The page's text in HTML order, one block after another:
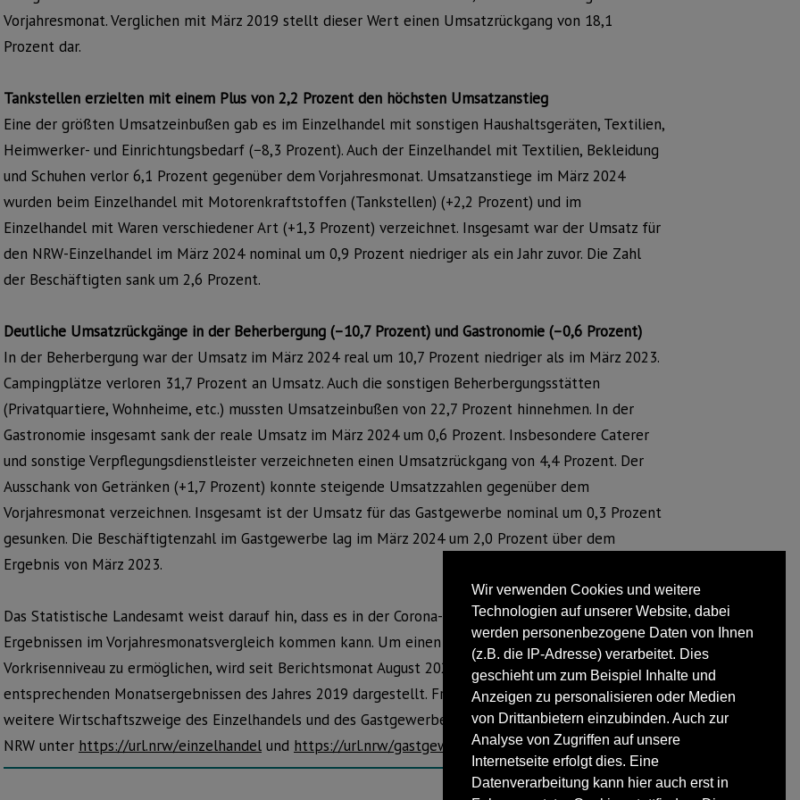
Wir verwenden Cookies und weitere
Technologien auf unserer Website, dabei
werden personenbezogene Daten von Ihnen
(z.B. die IP-Adresse) verarbeitet. Dies
geschieht um zum Beispiel Inhalte und
Anzeigen zu personalisieren oder Medien
von Drittanbietern einzubinden. Auch zur
Analyse von Zugriffen auf unsere
Internetseite erfolgt dies. Eine
Datenverarbeitung kann hier auch erst in
Vorjahresmonat. Verglichen mit März 2019 stellt dieser Wert einen Umsatzrückgang von 18,1
Prozent dar.
Tankstellen erzielten mit einem Plus von 2,2 Prozent den höchsten Umsatzanstieg
Eine der größten Umsatzeinbußen gab es im Einzelhandel mit sonstigen Haushaltsgeräten, Textilien,
Heimwerker- und Einrichtungsbedarf (−8,3 Prozent). Auch der Einzelhandel mit Textilien, Bekleidung
und Schuhen verlor 6,1 Prozent gegenüber dem Vorjahresmonat. Umsatzanstiege im März 2024
wurden beim Einzelhandel mit Motorenkraftstoffen (Tankstellen) (+2,2 Prozent) und im
Einzelhandel mit Waren verschiedener Art (+1,3 Prozent) verzeichnet. Insgesamt war der Umsatz für
den NRW-Einzelhandel im März 2024 nominal um 0,9 Prozent niedriger als ein Jahr zuvor. Die Zahl
der Beschäftigten sank um 2,6 Prozent.
Deutliche Umsatzrückgänge in der Beherbergung (–10,7 Prozent) und Gastronomie (–0,6 Prozent)
In der Beherbergung war der Umsatz im März 2024 real um 10,7 Prozent niedriger als im März 2023.
Campingplätze verloren 31,7 Prozent an Umsatz. Auch die sonstigen Beherbergungsstätten
(Privatquartiere, Wohnheime, etc.) mussten Umsatzeinbußen von 22,7 Prozent hinnehmen. In der
Gastronomie insgesamt sank der reale Umsatz im März 2024 um 0,6 Prozent. Insbesondere Caterer
und sonstige Verpflegungsdienstleister verzeichneten einen Umsatzrückgang von 4,4 Prozent. Der
Ausschank von Getränken (+1,7 Prozent) konnte steigende Umsatzzahlen gegenüber dem
Vorjahresmonat verzeichnen. Insgesamt ist der Umsatz für das Gastgewerbe nominal um 0,3 Prozent
gesunken. Die Beschäftigtenzahl im Gastgewerbe lag im März 2024 um 2,0 Prozent über dem
Ergebnis von März 2023.
Das Statistische Landesamt weist darauf hin, dass es in der Corona-Krise zu sehr unterschiedlichen
Ergebnissen im Vorjahresmonatsvergleich kommen kann. Um einen aussagekräftigen Vergleich zum
Vorkrisenniveau zu ermöglichen, wird seit Berichtsmonat August 2021 zusätzlich ein Vergleich zu den
entsprechenden Monatsergebnissen des Jahres 2019 dargestellt. Frühere Ergebnisse und Daten für
weitere Wirtschaftszweige des Einzelhandels und des Gastgewerbes stehen in der Landesdatenbank
NRW unter https://url.nrw/einzelhandel und https://url.nrw/gastgewerbebereit. (IT.NRW)